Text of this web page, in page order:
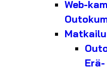
Web-
Matkailu